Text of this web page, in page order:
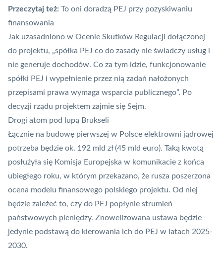
Przeczytaj też: To oni doradzą PEJ przy pozyskiwaniu
finansowania
Jak uzasadniono w Ocenie Skutków Regulacji dołączonej
do projektu, „spółka PEJ co do zasady nie świadczy usług i
nie generuje dochodów. Co za tym idzie, funkcjonowanie
spółki PEJ i wypełnienie przez nią zadań nałożonych
przepisami prawa wymaga wsparcia publicznego”. Po
decyzji rządu projektem zajmie się Sejm.
Drogi atom pod lupą Brukseli
Łącznie na budowę pierwszej w Polsce elektrowni jądrowej
potrzeba będzie ok. 192 mld zł (45 mld euro). Taką kwotą
posłużyła się Komisja Europejska w komunikacie z końca
ubiegłego roku, w którym przekazano, że rusza poszerzona
ocena modelu finansowego polskiego projektu. Od niej
będzie zależeć to, czy do PEJ popłynie strumień
państwowych pieniędzy. Znowelizowana ustawa będzie
jedynie podstawą do kierowania ich do PEJ w latach 2025-
2030.